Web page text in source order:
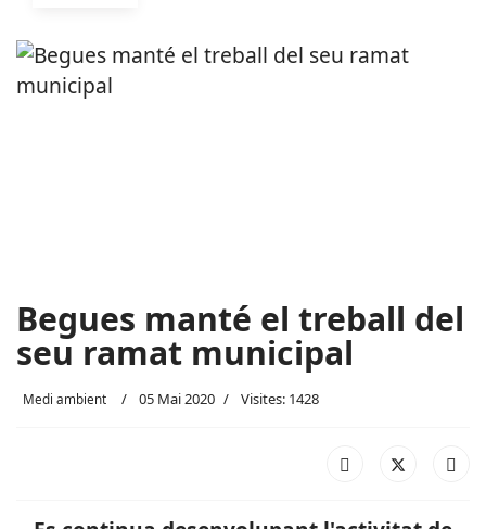
Begues manté el treball del
seu ramat municipal
Medi ambient 05 Mai 2020 Visites: 1428